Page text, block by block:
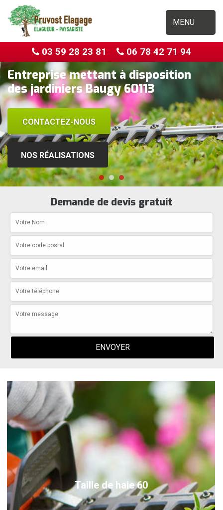
MENU
03 59 28 23 81 06 78 42 71 94
Entreprise mettant à disposition
des jardiniers Baugy 60113
CONTACTEZ-NOUS
NOS RÉALISATIONS
Demande de devis gratuit
Taille de haie 60